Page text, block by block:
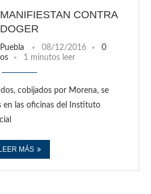
CONTRA
DOGER
08/12/2016
0
1 minutos leer
cobijados por Morena, se
en las oficinas del Instituto
LEER MÁS